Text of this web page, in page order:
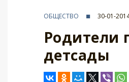
ОБЩЕСТВО 30-01-
Родители
детсады